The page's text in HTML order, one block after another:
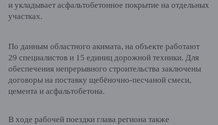
и укладывает асфальтобетонное покрытие на отдельных
участках.
По данным областного акимата, на объекте работают
29 специалистов и 15 единиц дорожной техники. Для
обеспечения непрерывного строительства заключены
договоры на поставку щебёночно-песчаной смеси,
цемента и асфальтобетона.
В ходе рабочей поездки глава региона также